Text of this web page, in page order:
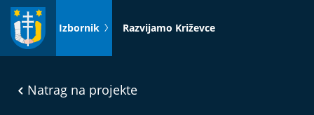
Idi
sadržaj
Izbornik Razvijamo Križevce
Natrag na projekte